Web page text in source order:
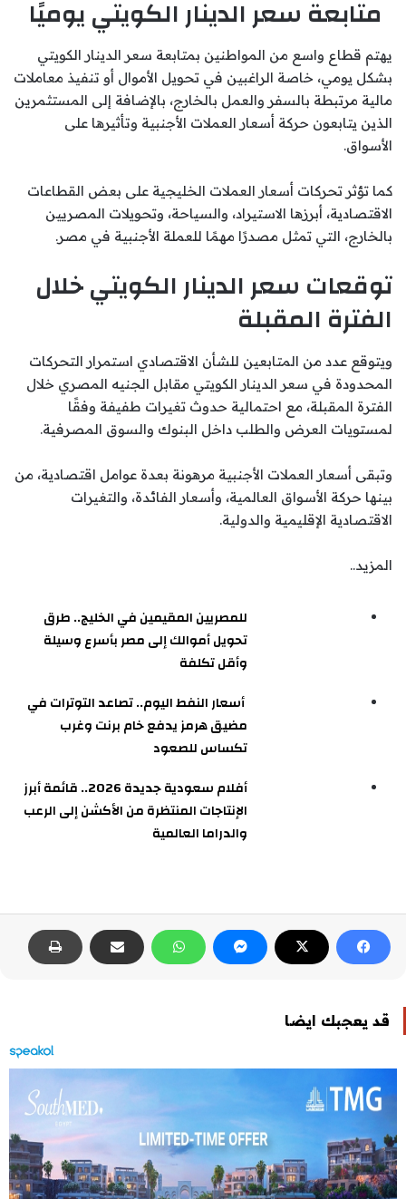
متابعة سعر الدينار الكويتي يوميًا
يهتم قطاع واسع من المواطنين بمتابعة سعر الدينار الكويتي
بشكل يومي، خاصة الراغبين في تحويل الأموال أو تنفيذ معاملات
مالية مرتبطة بالسفر والعمل بالخارج، بالإضافة إلى المستثمرين
الذين يتابعون حركة أسعار العملات الأجنبية وتأثيرها على
الأسواق.
كما تؤثر تحركات أسعار العملات الخليجية على بعض القطاعات
الاقتصادية، أبرزها الاستيراد، والسياحة، وتحويلات المصريين
بالخارج، التي تمثل مصدرًا مهمًا للعملة الأجنبية في مصر.
توقعات سعر الدينار الكويتي خلال
الفترة المقبلة
ويتوقع عدد من المتابعين للشأن الاقتصادي استمرار التحركات
المحدودة في سعر الدينار الكويتي مقابل الجنيه المصري خلال
الفترة المقبلة، مع احتمالية حدوث تغيرات طفيفة وفقًا
لمستويات العرض والطلب داخل البنوك والسوق المصرفية.
وتبقى أسعار العملات الأجنبية مرهونة بعدة عوامل اقتصادية، من
بينها حركة الأسواق العالمية، وأسعار الفائدة، والتغيرات
الاقتصادية الإقليمية والدولية.
المزيد..
للمصريين المقيمين في الخليج.. طرق
تحويل أموالك إلى مصر بأسرع وسيلة
وأقل تكلفة
أسعار النفط اليوم.. تصاعد التوترات في
مضيق هرمز يدفع خام برنت وغرب
تكساس للصعود
أفلام سعودية جديدة 2026.. قائمة أبرز
الإنتاجات المنتظرة من الأكشن إلى الرعب
والدراما العالمية
قد يعجبك ايضا